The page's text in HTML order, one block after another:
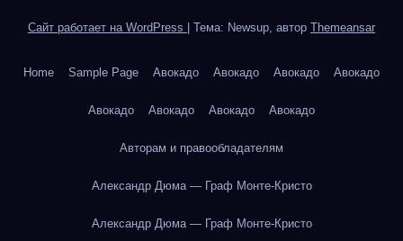
Сайт работает на WordPress Тема: Newsup, автор Themeansar
Home Sample Page Авокадо Авокадо Авокадо Авокадо
Авокадо Авокадо Авокадо Авокадо
Авторам и правообладателям
Александр Дюма — Граф Монте-Кристо
Александр Дюма — Граф Монте-Кристо